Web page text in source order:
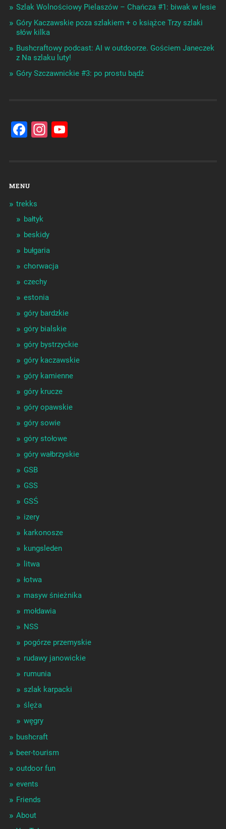
Szlak Wolnościowy Pielaszów – Chańcza #1: biwak w lesie
Góry Kaczawskie poza szlakiem + o książce Trzy szlaki
słów kilka
Bushcraftowy podcast: AI w outdoorze. Gościem Janeczek
z Na szlaku luty!
Góry Szczawnickie #3: po prostu bądź
Facebook
Instagram
YouTube
MENU
trekks
bałtyk
beskidy
bułgaria
chorwacja
czechy
estonia
góry bardzkie
góry bialskie
góry bystrzyckie
góry kaczawskie
góry kamienne
góry krucze
góry opawskie
góry sowie
góry stołowe
góry wałbrzyskie
GSB
GSS
GSŚ
izery
karkonosze
kungsleden
litwa
łotwa
masyw śnieżnika
mołdawia
NSS
pogórze przemyskie
rudawy janowickie
rumunia
szlak karpacki
ślęża
węgry
bushcraft
beer-tourism
outdoor fun
events
Friends
About